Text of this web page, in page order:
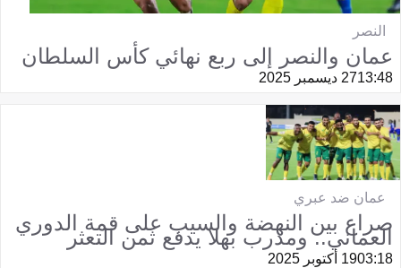
النصر
عمان والنصر إلى ربع نهائي كأس السلطان
13:4827 ديسمبر 2025
عمان ضد عبري
صراع بين النهضة والسيب على قمة الدوري
العماني.. ومدرب بهلا يدفع ثمن التعثر
03:1819 أكتوبر 2025